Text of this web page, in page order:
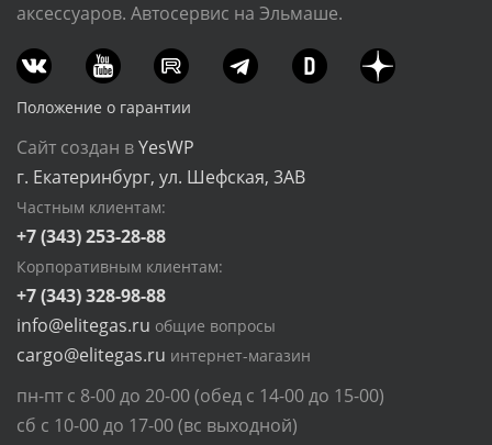
аксессуаров. Автосервис на Эльмаше.
Положение о гарантии
Сайт создан вYesWP
г. Екатеринбург, ул. Шефская, 3АВ
Частным клиентам:
+7 (343) 253-28-88
Корпоративным клиентам:
+7 (343) 328-98-88
info@elitegas.ru общие вопросы
cargo@elitegas.ru интернет-магазин
пн-пт с 8-00 до 20-00 (обед с 14-00 до 15-00)
сб с 10-00 до 17-00 (вс выходной)